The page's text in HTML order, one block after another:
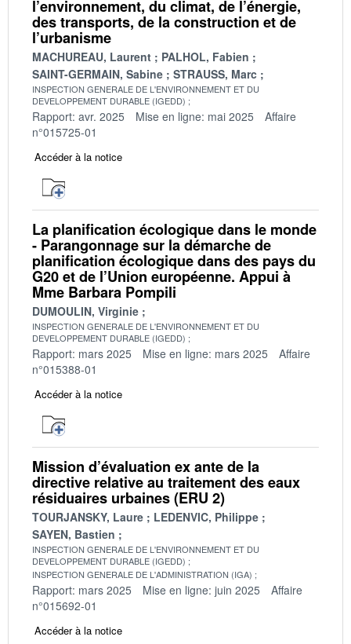
l’environnement, du climat, de l’énergie,
des transports, de la construction et de
l’urbanisme
MACHUREAU, Laurent
PALHOL, Fabien
SAINT-GERMAIN, Sabine
STRAUSS, Marc
INSPECTION GENERALE DE L'ENVIRONNEMENT ET DU
DEVELOPPEMENT DURABLE (IGEDD)
Rapport: avr. 2025 Mise en ligne: mai 2025
Affaire
n°015725-01
Accéder à la notice
La planification écologique dans le monde
- Parangonnage sur la démarche de
planification écologique dans des pays du
G20 et de l’Union européenne. Appui à
Mme Barbara Pompili
DUMOULIN, Virginie
INSPECTION GENERALE DE L'ENVIRONNEMENT ET DU
DEVELOPPEMENT DURABLE (IGEDD)
Rapport: mars 2025 Mise en ligne: mars 2025
Affaire
n°015388-01
Accéder à la notice
Mission d’évaluation ex ante de la
directive relative au traitement des eaux
résiduaires urbaines (ERU 2)
TOURJANSKY, Laure
LEDENVIC, Philippe
SAYEN, Bastien
INSPECTION GENERALE DE L'ENVIRONNEMENT ET DU
DEVELOPPEMENT DURABLE (IGEDD)
INSPECTION GENERALE DE L'ADMINISTRATION (IGA)
Rapport: mars 2025 Mise en ligne: juin 2025
Affaire
n°015692-01
Accéder à la notice